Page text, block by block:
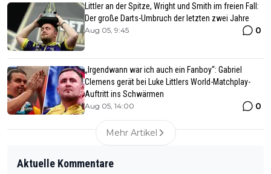
Littler an der Spitze, Wright und Smith im freien Fall:
Der große Darts-Umbruch der letzten zwei Jahre
Aug 05, 9:45 0
„Irgendwann war ich auch ein Fanboy“: Gabriel
Clemens gerät bei Luke Littlers World-Matchplay-
Auftritt ins Schwärmen
Aug 05, 14:00 0
Mehr Artikel
Aktuelle Kommentare